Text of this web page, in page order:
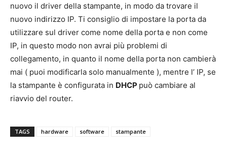
nuovo il driver della stampante, in modo da trovare il
nuovo indirizzo IP. Ti consiglio di impostare la porta da
utilizzare sul driver come nome della porta e non come
IP, in questo modo non avrai più problemi di
collegamento, in quanto il nome della porta non cambierà
mai ( puoi modificarla solo manualmente ), mentre l’ IP, se
la stampante è configurata in DHCP può cambiare al
riavvio del router.
TAGS hardware software stampante